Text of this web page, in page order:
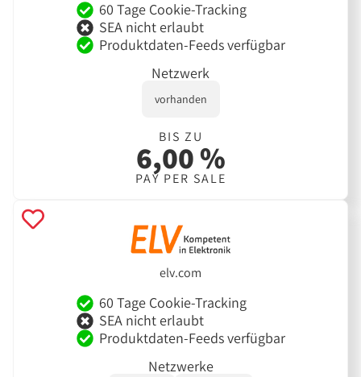
60 Tage Cookie-Tracking
SEA nicht erlaubt
Produktdaten-Feeds verfügbar
Netzwerk
vorhanden
BIS ZU
6,00 %
PAY PER SALE
elv.com
60 Tage Cookie-Tracking
SEA nicht erlaubt
Produktdaten-Feeds verfügbar
Netzwerke